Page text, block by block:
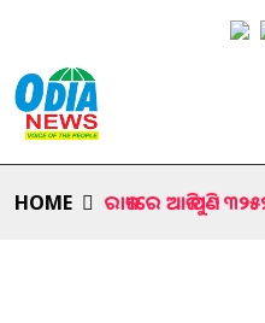
HOME ରାଜ୍ୟରେ ଆଜି ପୁଣି